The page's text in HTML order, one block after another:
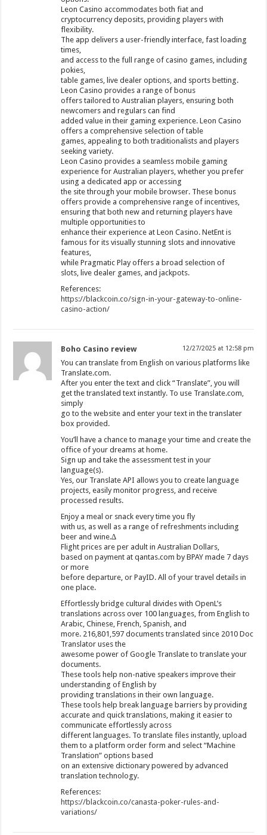
Leon Casino accommodates both fiat and
cryptocurrency deposits, providing players with
flexibility.
The app delivers a user-friendly interface, fast loading
times,
and access to the full range of casino games, including
pokies,
table games, live dealer options, and sports betting.
Leon Casino provides a range of bonus
offers tailored to Australian players, ensuring both
newcomers and regulars can find
added value in their gaming experience. Leon Casino
offers a comprehensive selection of table
games, appealing to both traditionalists and players
seeking variety.
Leon Casino provides a seamless mobile gaming
experience for Australian players, whether you prefer
using a dedicated app or accessing
the site through your mobile browser. These bonus
offers provide a comprehensive range of incentives,
ensuring that both new and returning players have
multiple opportunities to
enhance their experience at Leon Casino. NetEnt is
famous for its visually stunning slots and innovative
features,
while Pragmatic Play offers a broad selection of
slots, live dealer games, and jackpots.
References:
https://blackcoin.co/sign-in-your-gateway-to-online-
casino-action/
Boho Casino review 12/27/2025 at 12:58 pm
You can translate from English on various platforms like
Translate.com.
After you enter the text and click “Translate”, you will
get the translated text instantly. To use Translate.com,
simply
go to the website and enter your text in the translater
box provided.
You’ll have a chance to manage your time and create the
office of your dreams at home.
Sign up and take the assessment test in your
language(s).
Yes, our Translate API allows you to create language
projects, easily monitor progress, and receive
processed results.
Enjoy a meal or snack every time you fly
with us, as well as a range of refreshments including
beer and wine.∆
Flight prices are per adult in Australian Dollars,
based on payment at qantas.com by BPAY made 7 days
or more
before departure, or PayID. All of your travel details in
one place.
Effortlessly bridge cultural divides with OpenL’s
translations across over 100 languages, from English to
Arabic, Chinese, French, Spanish, and
more. 216,801,597 documents translated since 2010 Doc
Translator uses the
awesome power of Google Translate to translate your
documents.
These tools help non-native speakers improve their
understanding of English by
providing translations in their own language.
These tools help break language barriers by providing
accurate and quick translations, making it easier to
communicate effortlessly across
different languages. To translate files instantly, upload
them to a platform order form and select “Machine
Translation” options based
on an extensive dictionary powered by advanced
translation technology.
References:
https://blackcoin.co/canasta-poker-rules-and-
variations/